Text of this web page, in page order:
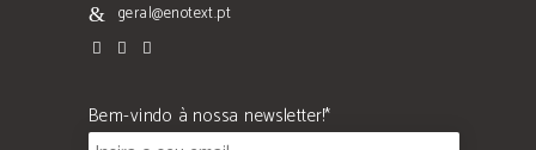
geral@enotext.pt
Bem-vindo à nossa newsletter!*